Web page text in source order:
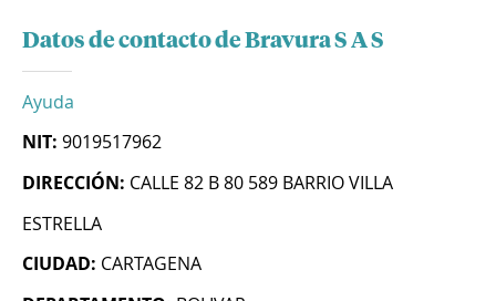
Datos de contacto de Bravura S A S
Ayuda
NIT: 9019517962
DIRECCIÓN: CALLE 82 B 80 589 BARRIO VILLA
ESTRELLA
CIUDAD: CARTAGENA